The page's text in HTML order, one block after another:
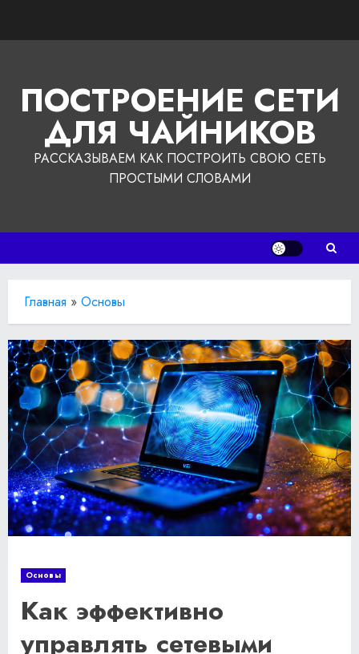
ПОСТРОЕНИЕ СЕТИ
ДЛЯ ЧАЙНИКОВ
РАССКАЗЫВАЕМ КАК ПОСТРОИТЬ СВОЮ СЕТЬ
ПРОСТЫМИ СЛОВАМИ
Главная » Основы
Основы
Как эффективно
управлять сетевыми